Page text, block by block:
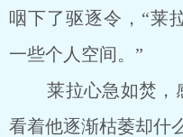
咽下了驱逐令，“莱
一些个人空间。”
莱拉心急如焚，感
看着他逐渐枯萎却什